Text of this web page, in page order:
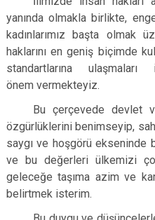
yanında olmakla birlikte,
kadınlarımız başta olmak
haklarını en geniş biçimde
standartlarına
önem vermekteyiz.
Bu çerçevede devlet
özgürlüklerini benimseyip,
saygı ve hoşgörü ekseninde
ve bu değerleri ülkemizi
geleceğe taşıma azim ve
belirtmek isterim.